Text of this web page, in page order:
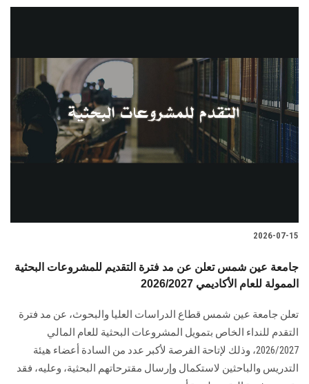
2026-07-15
جامعة عين شمس تعلن عن مد فترة التقديم للمشروعات البحثية
الممولة للعام الأكاديمي 2026/2027
تعلن جامعة عين شمس قطاع الدراسات العليا والبحوث، عن مد فترة
التقدم للنداء الخاص بتمويل المشروعات البحثية للعام المالي
2026/2027، وذلك لإتاحة الفرصة لأكبر عدد من السادة أعضاء هيئة
التدريس والباحثين لاستكمال وإرسال مقترحاتهم البحثية، وعليه، فقد